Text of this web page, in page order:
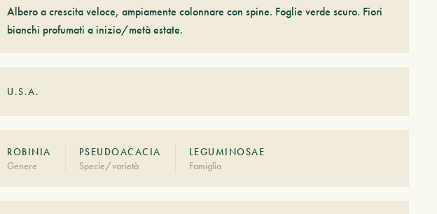
Albero a crescita veloce, ampiamente colonnare con spine. Foglie verde scuro. Fiori
bianchi profumati a inizio/metà estate.
U.S.A.
ROBINIA
Genere
PSEUDOACACIA
Specie/varietà
LEGUMINOSAE
Famiglia